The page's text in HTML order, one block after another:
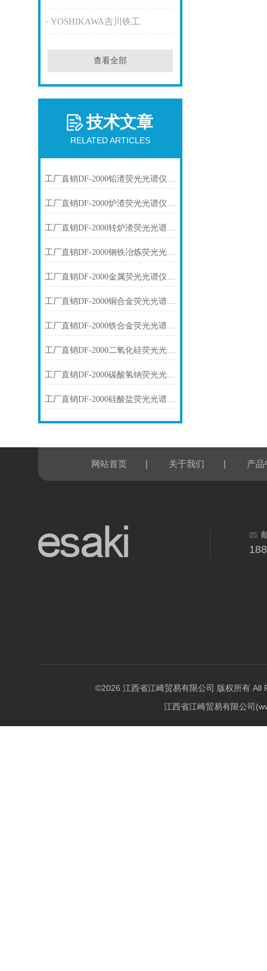
YOSHIKAWA吉川铁工
查看全部
技术文章
RELATED ARTICLES
工厂直销DF-2000铅渣荧光光谱仪技术参数
工厂直销DF-2000炉渣荧光光谱仪技术参数
工厂直销DF-2000转炉渣荧光光谱仪技术参数
工厂直销DF-2000钢铁冶炼荧光光谱仪技术参数
工厂直销DF-2000金属荧光光谱仪技术参数
工厂直销DF-2000铜合金荧光光谱仪技术参数
工厂直销DF-2000铁合金荧光光谱仪技术参数
工厂直销DF-2000二氧化硅荧光光谱仪技术参数
工厂直销DF-2000碳酸氢钠荧光光谱仪技术参数
工厂直销DF-2000硅酸盐荧光光谱仪技术参数
网站首页 | 关于我们 | 产品
©2026 江西省江崎贸易有限公司 版权所有 All
江西省江崎贸易有限公司